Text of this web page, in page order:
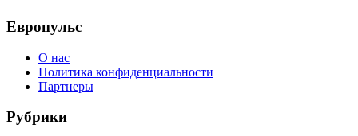
Европульс
О нас
Политика конфиденциальности
Партнеры
Рубрики